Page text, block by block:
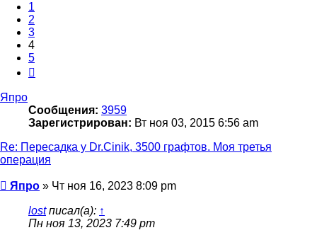
1
2
3
4
5
Япро
Сообщения: 3959
Зарегистрирован: Вт ноя 03, 2015 6:56 am
Re: Пересадка у Dr.Cinik, 3500 графтов. Моя третья
операция
Сообщение
Япро » Чт ноя 16, 2023 8:09 pm
lostписал(а): ↑
Пн ноя 13, 2023 7:49 pm